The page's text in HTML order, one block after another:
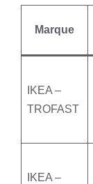
Marque
IKEA –
TROFAST
IKEA –